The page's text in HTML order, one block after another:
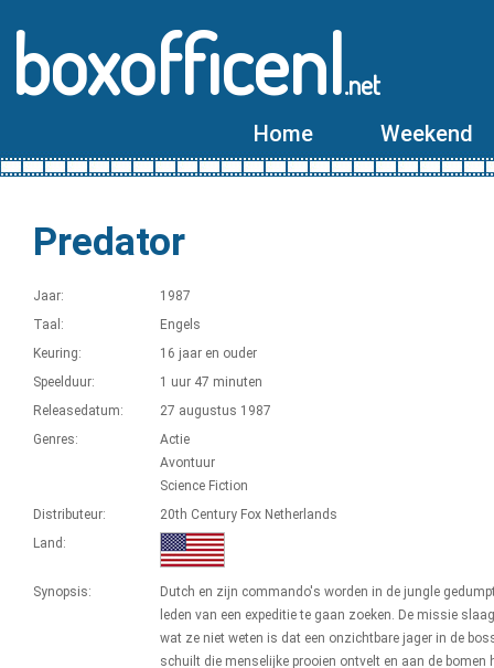
boxofficenl.net
Home Weekend
Predator
Jaar:
1987
Taal:
Engels
Keuring:
16 jaar en ouder
Speelduur:
1 uur 47 minuten
Releasedatum:
27 augustus 1987
Genres:
Actie
Avontuur
Science Fiction
Distributeur:
20th Century Fox Netherlands
Land:
Synopsis:
Dutch en zijn commando's worden in de jungle
leden van een expeditie te gaan zoeken. De missie
wat ze niet weten is dat een onzichtbare jager in de
schuilt die menselijke prooien ontvelt en aan de bomen